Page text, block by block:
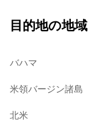
目的地の地域
バハマ
米領バージン諸島
北米